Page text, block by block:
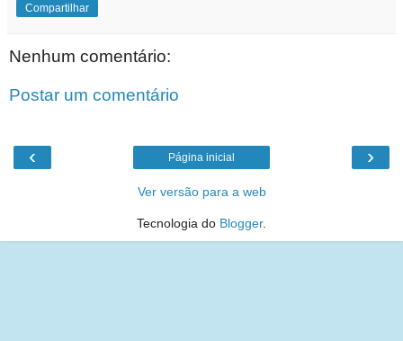
Compartilhar
Nenhum comentário:
Postar um comentário
‹ ›
Página inicial
Ver versão para a web
Tecnologia do Blogger.